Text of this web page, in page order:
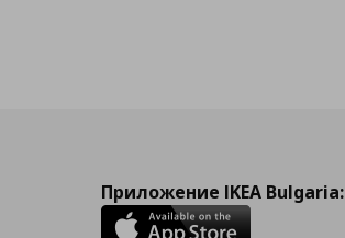
Приложение IKEA Bulgaria: